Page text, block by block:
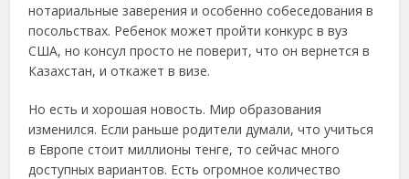
нотариальные заверения и особенно собеседования в
посольствах. Ребенок может пройти конкурс в вуз
США, но консул просто не поверит, что он вернется в
Казахстан, и откажет в визе.
Но есть и хорошая новость. Мир образования
изменился. Если раньше родители думали, что учиться
в Европе стоит миллионы тенге, то сейчас много
доступных вариантов. Есть огромное количество